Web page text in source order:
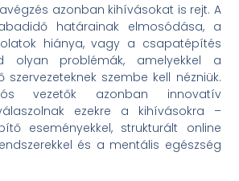
azonban kihívásokat is rejt. A
határainak elmosódása, a
hiánya, vagy a csapatépítés
olyan problémák, amelyekkel a
szembe kell nézniük.
vezetők azonban innovatív
ezekre a kihívásokra –
eseményekkel, strukturált online
és a mentális egészség